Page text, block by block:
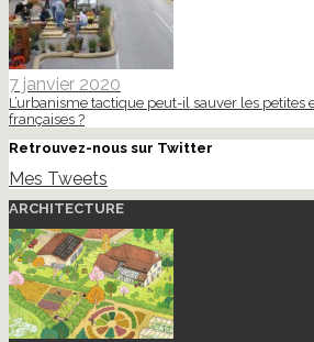
7 janvier 2020
L’urbanisme tactique peut-il sauver les petites
françaises ?
Retrouvez-nous sur Twitter
Mes Tweets
ARCHITECTURE